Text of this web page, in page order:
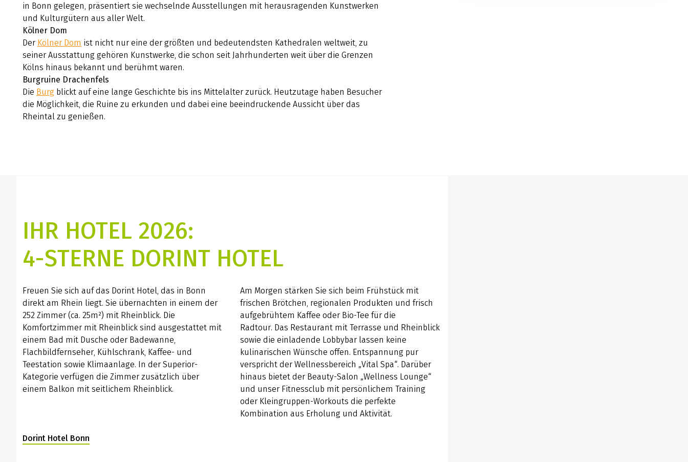
in Bonn gelegen, präsentiert sie wechselnde Ausstellungen mit herausragenden Kunstwerken
und Kulturgütern aus aller Welt.
Kölner Dom
Der Kölner Dom ist nicht nur eine der größten und bedeutendsten Kathedralen weltweit, zu
seiner Ausstattung gehören Kunstwerke, die schon seit Jahrhunderten weit über die Grenzen
Kölns hinaus bekannt und berühmt waren.
Burgruine Drachenfels
Die Burg blickt auf eine lange Geschichte bis ins Mittelalter zurück. Heutzutage haben Besucher
die Möglichkeit, die Ruine zu erkunden und dabei eine beeindruckende Aussicht über das
Rheintal zu genießen.
IHR HOTEL 2026:
4-STERNE DORINT HOTEL
Freuen Sie sich auf das Dorint Hotel, das in Bonn
direkt am Rhein liegt. Sie übernachten in einem der
252 Zimmer (ca. 25m²) mit Rheinblick. Die
Komfortzimmer mit Rheinblick sind ausgestattet mit
einem Bad mit Dusche oder Badewanne,
Flachbildfernseher, Kühlschrank, Kaffee- und
Teestation sowie Klimaanlage. In der Superior-
Kategorie verfügen die Zimmer zusätzlich über
einem Balkon mit seitlichem Rheinblick.
Am Morgen stärken Sie sich beim Frühstück mit
frischen Brötchen, regionalen Produkten und frisch
aufgebrühtem Kaffee oder Bio-Tee für die
Radtour. Das Restaurant mit Terrasse und Rheinblick
sowie die einladende Lobbybar lassen keine
kulinarischen Wünsche offen. Entspannung pur
verspricht der Wellnessbereich „Vital Spa“. Darüber
hinaus bietet der Beauty-Salon „Wellness Lounge“
und unser Fitnessclub mit persönlichem Training
oder Kleingruppen-Workouts die perfekte
Kombination aus Erholung und Aktivität.
Dorint Hotel Bonn(Link öffnet in neuem Tab)